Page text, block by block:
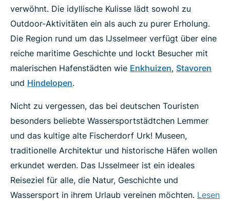
verwöhnt. Die idyllische Kulisse lädt sowohl zu
Outdoor-Aktivitäten ein als auch zu purer Erholung.
Die Region rund um das IJsselmeer verfügt über eine
reiche maritime Geschichte und lockt Besucher mit
malerischen Hafenstädten wie Enkhuizen, Stavoren
und Hindelopen.
Nicht zu vergessen, das bei deutschen Touristen
besonders beliebte Wassersportstädtchen Lemmer
und das kultige alte Fischerdorf Urk! Museen,
traditionelle Architektur und historische Häfen wollen
erkundet werden. Das IJsselmeer ist ein ideales
Reiseziel für alle, die Natur, Geschichte und
Wassersport in ihrem Urlaub vereinen möchten. Lesen